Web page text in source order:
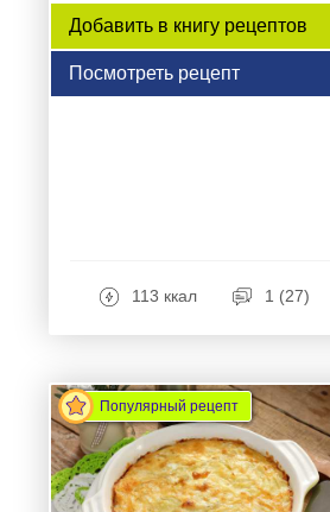
Добавить в книгу рецептов
Посмотреть рецепт
113 ккал 1 (27)
Популярный рецепт